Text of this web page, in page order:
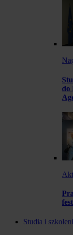
do
Studia i